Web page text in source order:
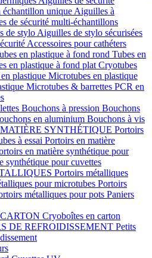
unique Aiguilles à
de sécurité multi-échantillons
de stylo Aiguilles de stylo sécurisées
Accessoires pour cathéters
en plastique à fond rond Tubes en
en plastique à fond plat Cryotubes
plastique Microtubes en plastique
Microtubes & barrettes PCR en
Bouchons à pression Bouchons
en aluminium Bouchons à vis
SYNTHÉTIQUE Portoirs
à essai Portoirs en matière
en matière synthétique pour
synthétique pour cuvettes
Portoirs métalliques
pour microtubes Portoirs
métalliques pour pots Paniers
Cryoboîtes en carton
DE REFROIDISSEMENT Petits